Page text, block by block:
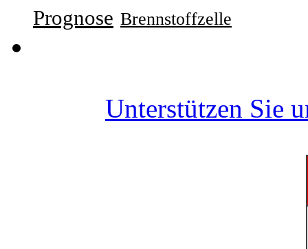
Prognose Brennstoffzelle
Unterstützen Sie